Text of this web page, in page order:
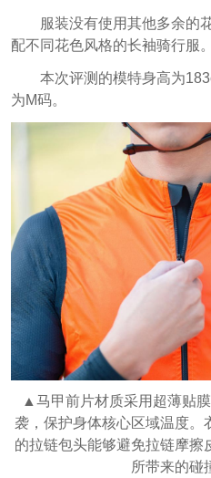
服装没有使用其他多余的
配不同花色风格的长袖骑行服。
本次评测的模特身高为
为M码。
▲马甲前片材质采用超薄贴
袭，保护身体核心区域温度。
的拉链包头能够避免拉链摩擦
所带来的碰